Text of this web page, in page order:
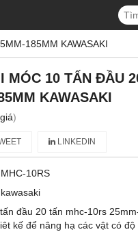
185MM KAWASAKI
MÓC 10 TẤN ĐẦU
KAWASAKI
)
LINKEDIN
MHC-10RS
kawasaki
đầu 20 tấn mhc-10rs
kế để nâng hạ các vật có